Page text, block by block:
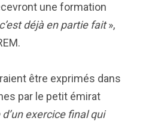
une formation
déjà en partie fait»,
être exprimés dans
par le petit émirat
exercice final qui